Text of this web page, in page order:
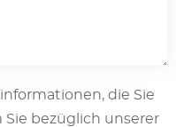
die Sie
Sie bezüglich unserer